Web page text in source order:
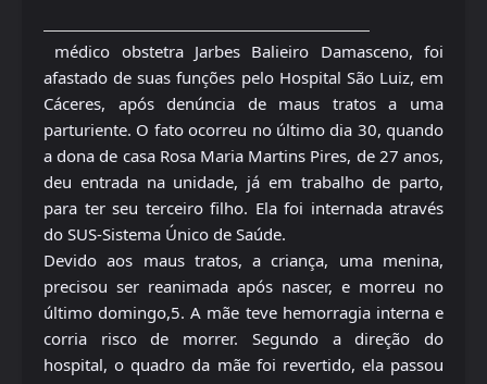
médico obstetra Jarbes Balieiro Damasceno, foi
afastado de suas funções pelo Hospital São Luiz, em
Cáceres, após denúncia de maus tratos a uma
parturiente. O fato ocorreu no último dia 30, quando
a dona de casa Rosa Maria Martins Pires, de 27 anos,
deu entrada na unidade, já em trabalho de parto,
para ter seu terceiro filho. Ela foi internada através
do SUS-Sistema Único de Saúde.
Devido aos maus tratos, a criança, uma menina,
precisou ser reanimada após nascer, e morreu no
último domingo,5. A mãe teve hemorragia interna e
corria risco de morrer. Segundo a direção do
hospital, o quadro da mãe foi revertido, ela passou